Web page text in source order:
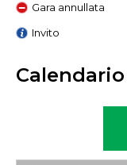
Gara annullata
Invito
Calendario